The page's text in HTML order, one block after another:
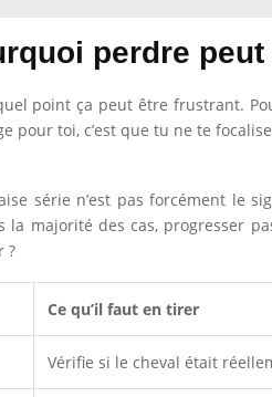
perdre
point ça peut être frustrant.
pour toi, c’est que tu ne te
série n’est pas forcément le
la majorité des cas, progresser
?
Ce qu’il faut en tirer
Vérifie si le cheval était